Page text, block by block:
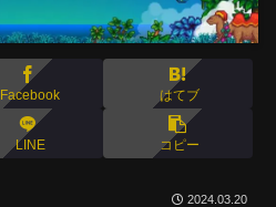
Facebook はてブ
LINE コピー
2024.03.20